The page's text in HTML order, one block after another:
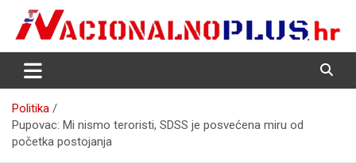
content
NacionalnoPlus.hr
Nacija želi znati više
Politika
Pupovac: Mi nismo teroristi, SDSS je posvećena miru od
početka postojanja